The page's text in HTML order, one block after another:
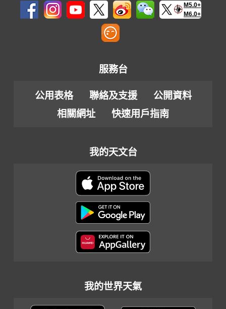
M5.0+
M6.0+
服務台
公用表格 聯絡及支援
公開資料
相關網址
快速用戶指南
我的天文台
我的世界天氣